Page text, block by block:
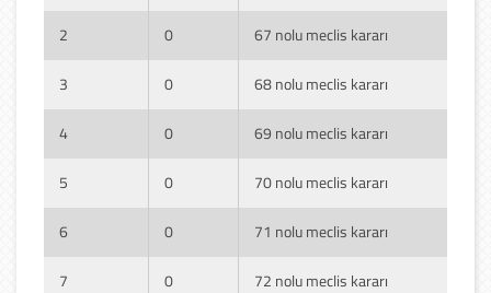
2 0 67 nolu meclis kararı
3 0 68 nolu meclis kararı
4 0 69 nolu meclis kararı
5 0 70 nolu meclis kararı
6 0 71 nolu meclis kararı
7 0 72 nolu meclis kararı